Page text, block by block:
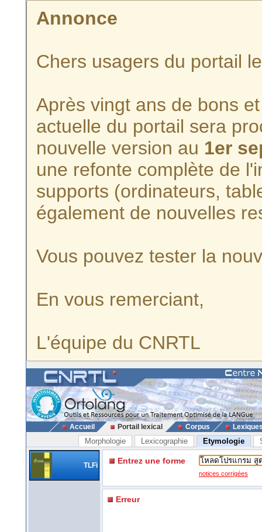
Annonce
Chers usagers du portail
Après vingt ans de bons
actuelle du portail sera
nouvelle version au 1er
une refonte complète de
supports (ordinateurs,
également de nouvelles
Vous pouvez tester la
En vous remerciant,
L'équipe du CNRTL
Accueil Portail lexical Corpus
Morphologie Lexicographie Etymologie
TLFi Entrez une forme
notices corrigées
Erreur